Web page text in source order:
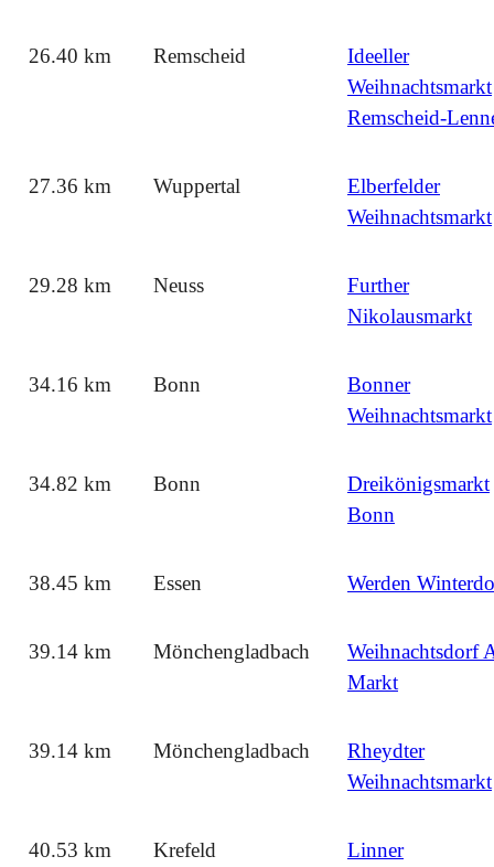
26.40 km Remscheid
Ideeller
Weihnachtsmarkt
Remscheid-
27.36 km Wuppertal
Elberfelder
Weihnachtsmarkt
29.28 km Neuss
Further
Nikolausmarkt
34.16 km Bonn
Bonner
Weihnachtsmarkt
34.82 km Bonn
Dreikönigsmarkt
Bonn
38.45 km Essen Werden
39.14 km Mönchengladbach
Weihnachtsdorf
Markt
39.14 km Mönchengladbach
Rheydter
Weihnachtsmarkt
40.53 km Krefeld
Linner